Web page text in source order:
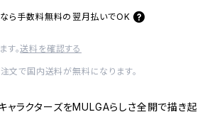
なら 手数料無料の 翌月払いでOK
す。送料を確認する
で国内送料が無料になります。
ャラクターズをMULGAらしさ全開で描き起